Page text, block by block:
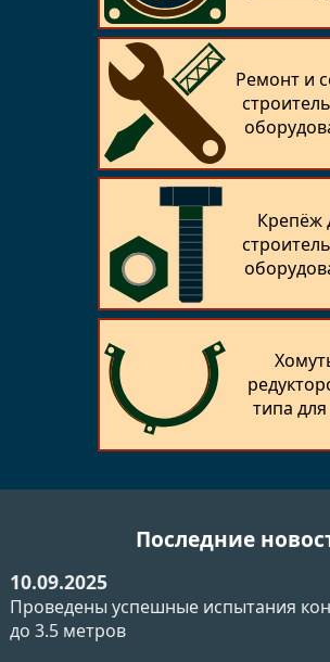
Ремонт и
Крепёж
типа для
Последние
10.09.2025
Проведены успешные испытания
до 3.5 метров